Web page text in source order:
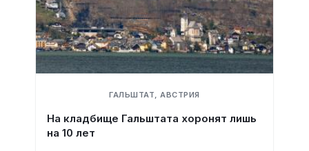
ГАЛЬШТАТ, АВСТРИЯ
На кладбище Гальштата хоронят лишь
на 10 лет